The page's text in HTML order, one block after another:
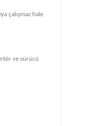
çalışmaz hale
ve sürücü